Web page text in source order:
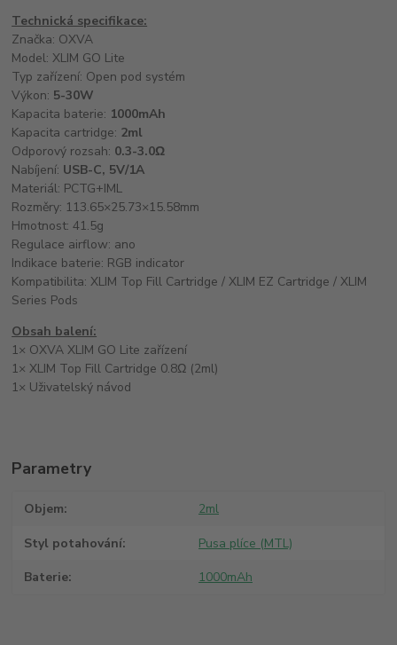
Technická specifikace:
Značka: OXVA
Model: XLIM GO Lite
Typ zařízení: Open pod systém
Výkon: 5-30W
Kapacita baterie: 1000mAh
Kapacita cartridge: 2ml
Odporový rozsah: 0.3-3.0Ω
Nabíjení: USB-C, 5V/1A
Materiál: PCTG+IML
Rozměry: 113.65×25.73×15.58mm
Hmotnost: 41.5g
Regulace airflow: ano
Indikace baterie: RGB indicator
Kompatibilita: XLIM Top Fill Cartridge / XLIM EZ Cartridge / XLIM
Series Pods
Obsah balení:
1× OXVA XLIM GO Lite zařízení
1× XLIM Top Fill Cartridge 0.8Ω (2ml)
1× Uživatelský návod
Parametry
Objem 2ml
Styl potahování Pusa plíce (MTL)
Baterie 1000mAh